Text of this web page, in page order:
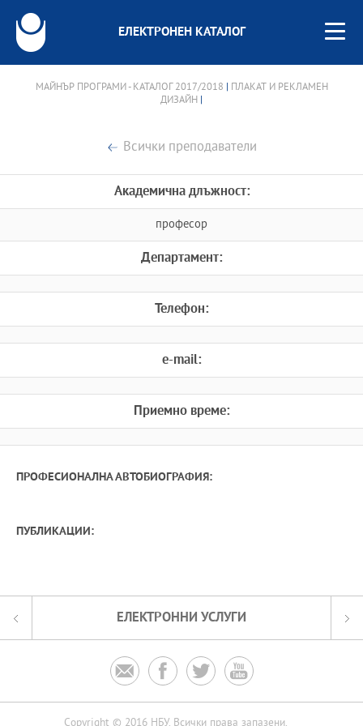
ЕЛЕКТРОНЕН КАТАЛОГ
МАЙНЪР ПРОГРАМИ - КАТАЛОГ 2017/2018
ПЛАКАТ И РЕКЛАМЕН
ДИЗАЙН
Всички преподаватели
Академична длъжност:
професор
Департамент:
Телефон:
e-mail:
Приемно време:
ПРОФЕСИОНАЛНА АВТОБИОГРАФИЯ:
ПУБЛИКАЦИИ:
ЕЛЕКТРОННИ УСЛУГИ
   